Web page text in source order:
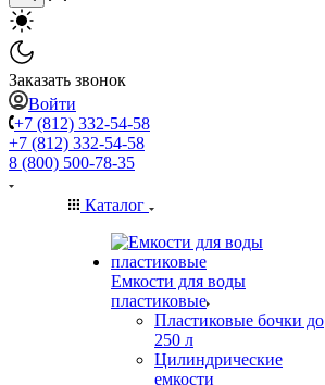
Заказать звонок
Войти
+7 (812) 332-54-58
+7 (812) 332-54-58
8 (800) 500-78-35
Каталог
Емкости для воды
пластиковые
Пластиковые бочки до
250 л
Цилиндрические
емкости